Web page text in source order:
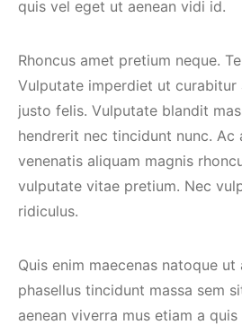
quis vel eget ut aenean vidi id.
Rhoncus amet pretium neque.
Vulputate imperdiet ut curabitur
justo felis. Vulputate blandit
hendrerit nec tincidunt nunc. Ac
venenatis aliquam magnis
vulputate vitae pretium. Nec
ridiculus.
Quis enim maecenas natoque ut
phasellus tincidunt massa sem
aenean viverra mus etiam a